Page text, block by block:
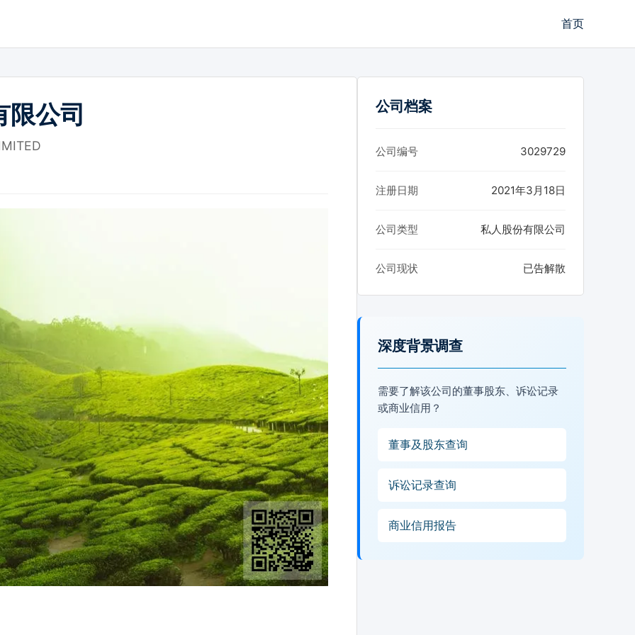
首页
公司 公司档案
公司编号 3029729
注册日期 2021年3月18日
公司类型 私人股份有限公司
公司现状 已告解散
深度背景调查
需要了解该公司的董事股东、诉讼记录
或商业信用？
董事及股东查询
诉讼记录查询
商业信用报告